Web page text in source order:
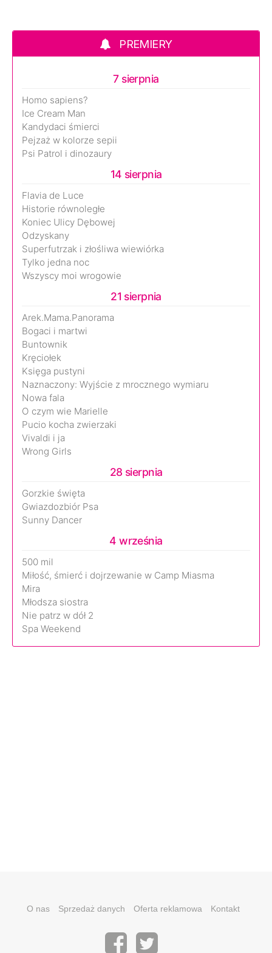
PREMIERY
7 sierpnia
Homo sapiens?
Ice Cream Man
Kandydaci śmierci
Pejzaż w kolorze sepii
Psi Patrol i dinozaury
14 sierpnia
Flavia de Luce
Historie równoległe
Koniec Ulicy Dębowej
Odzyskany
Superfutrzak i złośliwa wiewiórka
Tylko jedna noc
Wszyscy moi wrogowie
21 sierpnia
Arek.Mama.Panorama
Bogaci i martwi
Buntownik
Kręciołek
Księga pustyni
Naznaczony: Wyjście z mrocznego wymiaru
Nowa fala
O czym wie Marielle
Pucio kocha zwierzaki
Vivaldi i ja
Wrong Girls
28 sierpnia
Gorzkie święta
Gwiazdozbiór Psa
Sunny Dancer
4 września
500 mil
Miłość, śmierć i dojrzewanie w Camp Miasma
Mira
Młodsza siostra
Nie patrz w dół 2
Spa Weekend
O nas Sprzedaż danych Oferta reklamowa Kontakt